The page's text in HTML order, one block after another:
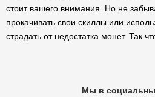
стоит вашего внимания. Но не
прокачивать свои скиллы или
страдать от недостатка монет. Так
Мы в